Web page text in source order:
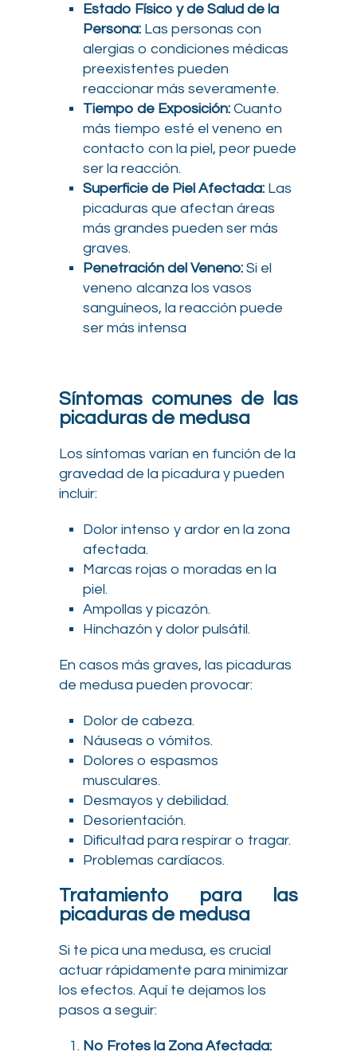
Estado Físico y de Salud de la
Persona: Las personas con
alergias o condiciones médicas
preexistentes pueden
reaccionar más severamente.
Tiempo de Exposición: Cuanto
más tiempo esté el veneno en
contacto con la piel, peor puede
ser la reacción.
Superficie de Piel Afectada: Las
picaduras que afectan áreas
más grandes pueden ser más
graves.
Penetración del Veneno: Si el
veneno alcanza los vasos
sanguíneos, la reacción puede
ser más intensa
Síntomas comunes de las
picaduras de medusa
Los síntomas varían en función de la
gravedad de la picadura y pueden
incluir:
Dolor intenso y ardor en la zona
afectada.
Marcas rojas o moradas en la
piel.
Ampollas y picazón.
Hinchazón y dolor pulsátil.
En casos más graves, las picaduras
de medusa pueden provocar:
Dolor de cabeza.
Náuseas o vómitos.
Dolores o espasmos
musculares.
Desmayos y debilidad.
Desorientación.
Dificultad para respirar o tragar.
Problemas cardíacos.
Tratamiento para las
picaduras de medusa
Si te pica una medusa, es crucial
actuar rápidamente para minimizar
los efectos. Aquí te dejamos los
pasos a seguir:
No Frotes la Zona Afectada: